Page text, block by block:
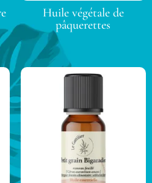
Huile végétale de
pâquerettes